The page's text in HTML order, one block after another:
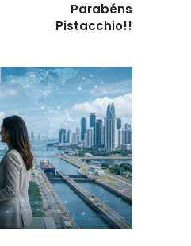
Parabéns
Pistacchio!!